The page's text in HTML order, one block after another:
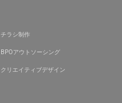
チラシ制作
BPOアウトソーシング
クリエイティブデザイン